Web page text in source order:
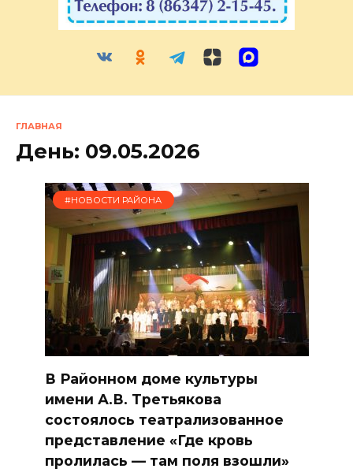
ГЛАВНАЯ
День: 09.05.2026
#НОВОСТИ РАЙОНА
В Районном доме культуры
имени А.В. Третьякова
состоялось театрализованное
представление «Где кровь
пролилась — там поля взошли»